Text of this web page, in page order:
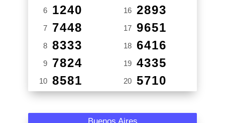
6 1240
7 7448
8 8333
9 7824
10 8581
16 2893
17 9651
18 6416
19 4335
20 5710